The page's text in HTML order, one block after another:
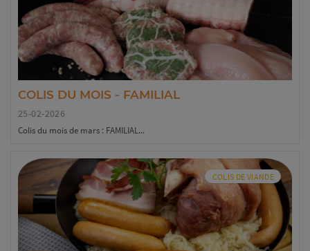
COLIS DU MOIS - FAMILIAL
25-02-2026
Colis du mois de mars : FAMILIAL...
COLIS DE VIANDE